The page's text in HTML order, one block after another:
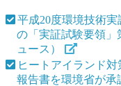
平成20度環境技術
の「実証試験要領」
ュース）
ヒートアイランド
報告書を環境省が承